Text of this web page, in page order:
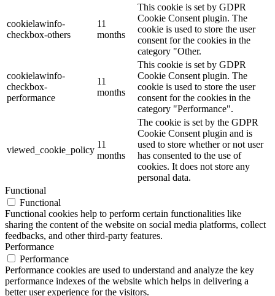
cookielawinfo-
checkbox-others
11
months
This cookie is set by GDPR
Cookie Consent plugin. The
cookie is used to store the user
consent for the cookies in the
category "Other.
cookielawinfo-
checkbox-
performance
11
months
This cookie is set by GDPR
Cookie Consent plugin. The
cookie is used to store the user
consent for the cookies in the
category "Performance".
viewed_cookie_policy
11
months
The cookie is set by the GDPR
Cookie Consent plugin and is
used to store whether or not user
has consented to the use of
cookies. It does not store any
personal data.
Functional
Functional
Functional cookies help to perform certain functionalities like
sharing the content of the website on social media platforms, collect
feedbacks, and other third-party features.
Performance
Performance
Performance cookies are used to understand and analyze the key
performance indexes of the website which helps in delivering a
better user experience for the visitors.